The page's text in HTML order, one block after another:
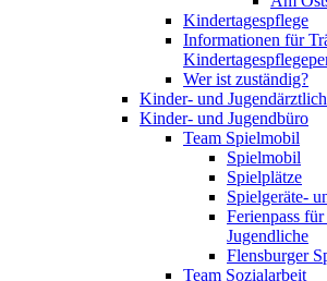
Kindertagespflege
Informationen für
Wer ist zuständig?
Kinder- und
Kinder- und Jugendbüro
Team Spielmobil
Spielmobil
Spielplätze
Spielgeräte-
Ferienpass
Jugendliche
Flensburger
Team Sozialarbeit